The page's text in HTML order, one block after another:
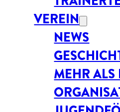
VEREIN
NEWS
MEHR ALS